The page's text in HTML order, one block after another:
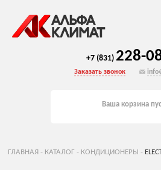
Ваша корзина
+7 (831) 228-
Заказать звонок
ГЛАВНАЯ - КАТАЛОГ - КОНДИЦИОНЕРЫ -